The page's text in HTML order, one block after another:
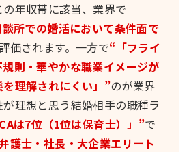
年収帯に該当、業界で
所での婚活において条件面で
価されます。一方で“「フライ
規則・華やかな職業イメージが
理解されにくい」”のが業界
理想と思う結婚相手の職種ラ
は7位（1位は保育士）」”で
護士・社長・大企業エリート